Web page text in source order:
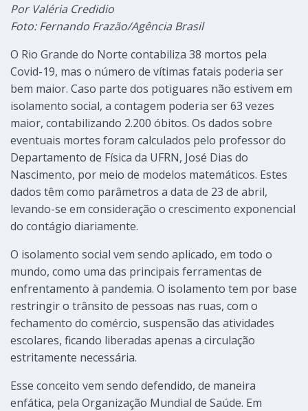
Por Valéria Credidio
Foto: Fernando Frazão/Agência Brasil
O Rio Grande do Norte contabiliza 38 mortos pela
Covid-19, mas o número de vítimas fatais poderia ser
bem maior. Caso parte dos potiguares não estivem em
isolamento social, a contagem poderia ser 63 vezes
maior, contabilizando 2.200 óbitos. Os dados sobre
eventuais mortes foram calculados pelo professor do
Departamento de Física da UFRN, José Dias do
Nascimento, por meio de modelos matemáticos. Estes
dados têm como parâmetros a data de 23 de abril,
levando-se em consideração o crescimento exponencial
do contágio diariamente.
O isolamento social vem sendo aplicado, em todo o
mundo, como uma das principais ferramentas de
enfrentamento à pandemia. O isolamento tem por base
restringir o trânsito de pessoas nas ruas, com o
fechamento do comércio, suspensão das atividades
escolares, ficando liberadas apenas a circulação
estritamente necessária.
Esse conceito vem sendo defendido, de maneira
enfática, pela Organização Mundial de Saúde. Em